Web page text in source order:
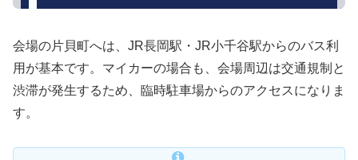
会場の片貝町へは、JR長岡駅・JR小千谷駅からのバス利
用が基本です。マイカーの場合も、会場周辺は交通規制と
渋滞が発生するため、臨時駐車場からのアクセスになりま
す。